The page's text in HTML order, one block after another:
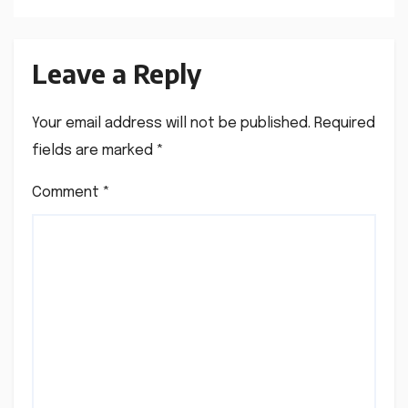
Leave a Reply
Your email address will not be published. Required
fields are marked *
Comment *